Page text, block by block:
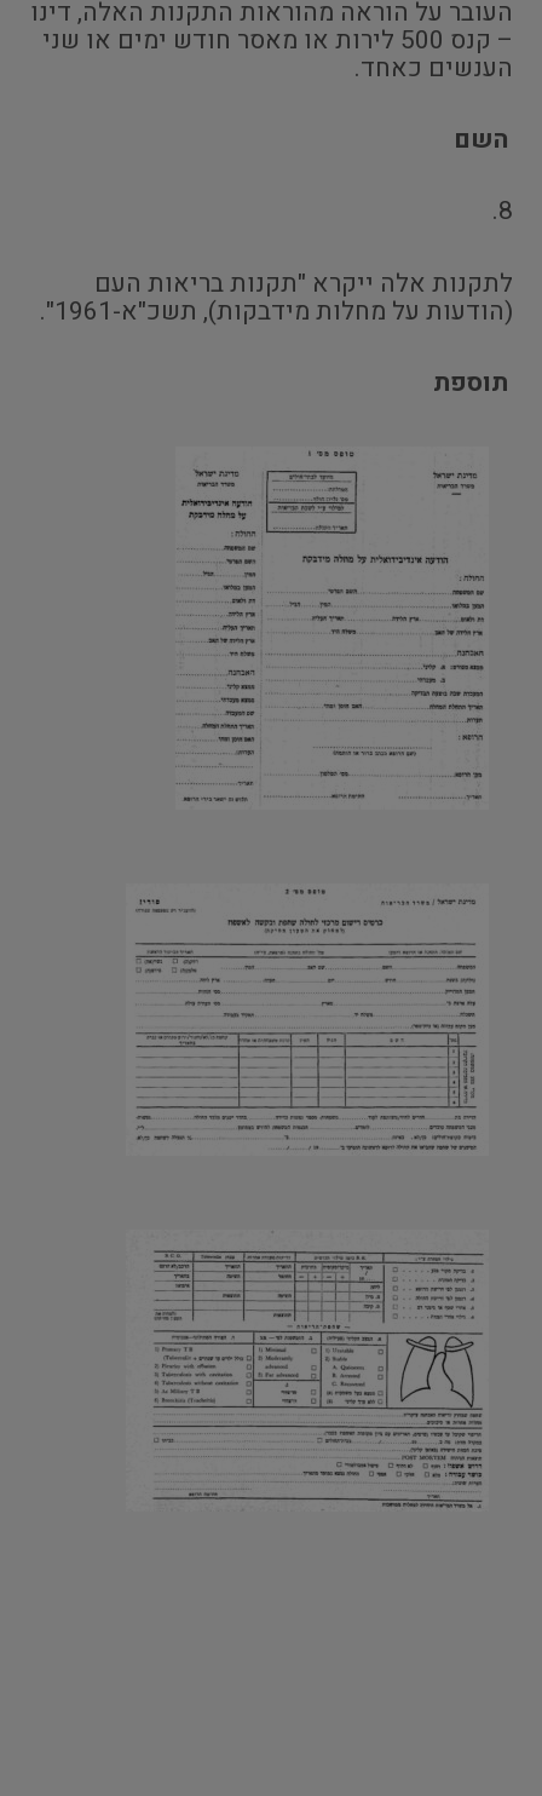
העובר על הוראה מהוראות התקנות האלה, דינו
– קנס 500 לירות או מאסר חודש ימים או שני
הענשים כאחד.
השם
8.
לתקנות אלה ייקרא "תקנות בריאות העם
(הודעות על מחלות מידבקות), תשכ"א-1961".
תוספת